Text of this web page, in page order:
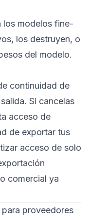
los modelos fine-
los destruyen, o
del modelo.
continuidad de
Si cancelas
acceso de
de exportar tus
acceso de solo
comercial ya
proveedores